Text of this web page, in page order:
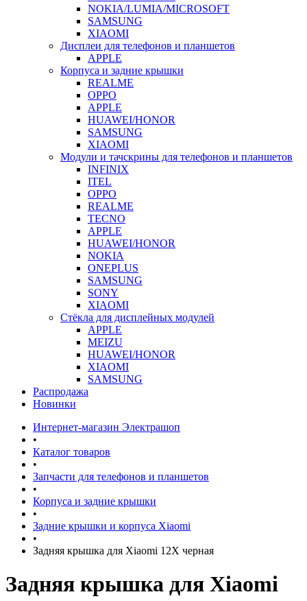
NOKIA/LUMIA/MICROSOFT
SAMSUNG
XIAOMI
Дисплеи для телефонов и планшетов
APPLE
Корпуса и задние крышки
REALME
OPPO
APPLE
HUAWEI/HONOR
SAMSUNG
XIAOMI
Модули и тачскрины для телефонов и планшетов
INFINIX
ITEL
OPPO
REALME
TECNO
APPLE
HUAWEI/HONOR
NOKIA
ONEPLUS
SAMSUNG
SONY
XIAOMI
Стёкла для дисплейных модулей
APPLE
MEIZU
HUAWEI/HONOR
XIAOMI
SAMSUNG
Распродажа
Новинки
Интернет-магазин Электрашоп
•
Каталог товаров
•
Запчасти для телефонов и планшетов
•
Корпуса и задние крышки
•
Задние крышки и корпуса Xiaomi
•
Задняя крышка для Xiaomi 12X черная
Задняя крышка для Xiaomi